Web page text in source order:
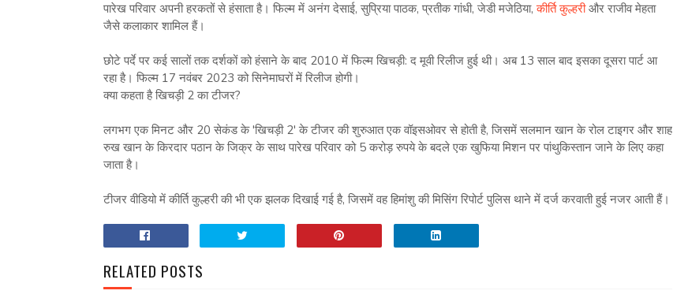
पारेख परिवार अपनी हरकतों से हंसाता है। फिल्म में अनंग देसाई, सुप्रिया पाठक, प्रतीक गांधी, जेडी मजेठिया,कीर्ति कुल्हरीऔर राजीव मेहता
जैसे कलाकार शामिल हैं।
छोटे पर्दे पर कई सालों तक दर्शकों को हंसाने के बाद 2010 में फिल्म खिचड़ी: द मूवी रिलीज हुई थी। अब 13 साल बाद इसका दूसरा पार्ट आ
रहा है। फिल्म 17 नवंबर 2023 को सिनेमाघरों में रिलीज होगी।
क्या कहता है खिचड़ी 2 का टीजर?
लगभग एक मिनट और 20 सेकंड के 'खिचड़ी 2' के टीजर की शुरुआत एक वॉइसओवर से होती है, जिसमें सलमान खान के रोल टाइगर और शाह
रुख खान के किरदार पठान के जिक्र के साथ पारेख परिवार को 5 करोड़ रुपये के बदले एक खुफिया मिशन पर पांथुकिस्तान जाने के लिए कहा
जाता है।
टीजर वीडियो में कीर्ति कुल्हरी की भी एक झलक दिखाई गई है, जिसमें वह हिमांशु की मिसिंग रिपोर्ट पुलिस थाने में दर्ज करवाती हुई नजर आती हैं।
RELATED POSTS